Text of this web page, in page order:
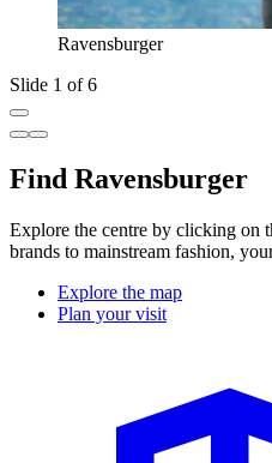
Ravensburger
Slide 1 of 6
Find Ravensburger
Explore the centre by clicking on
brands to mainstream fashion,
Explore the map
Plan your visit